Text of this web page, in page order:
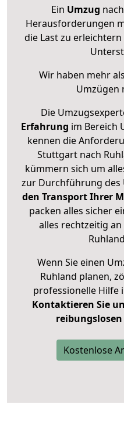
Ein Umzug
Herausforderungen
die Last zu
Wir haben mehr
Umzügen
Die
Erfahrung im Bereich
kennen die
Stuttgart nach
kümmern sich um
zur Durchführung des
den Transport Ihrer
packen alles sicher
alles rechtzeitig
Wenn Sie einen
Ruhland planen,
professionelle Hilfe
Kontaktieren Sie
Kostenlose